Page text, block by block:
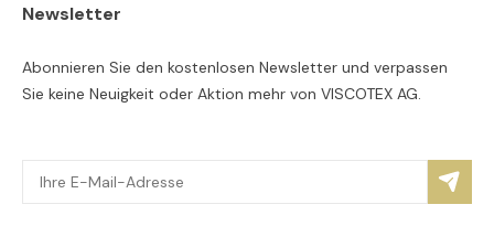
Newsletter
Abonnieren Sie den kostenlosen Newsletter und verpassen
Sie keine Neuigkeit oder Aktion mehr von VISCOTEX AG.